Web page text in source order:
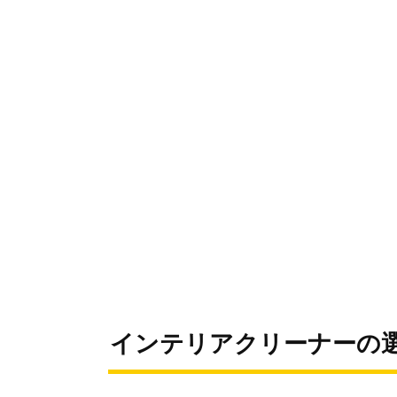
インテリアクリーナーの